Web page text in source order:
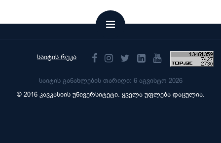
საიტის რუკა
საიტის განახლების თარიღი: 6 აგვისტო 2026
© 2016 კავკასიის უნივერსიტეტი. ყველა უფლება დაცულია.